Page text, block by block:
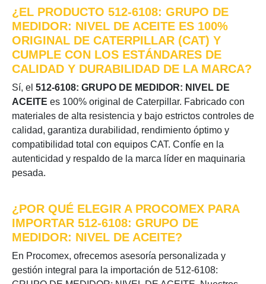
¿EL PRODUCTO 512-6108: GRUPO DE
MEDIDOR: NIVEL DE ACEITE ES 100%
ORIGINAL DE CATERPILLAR (CAT) Y
CUMPLE CON LOS ESTÁNDARES DE
CALIDAD Y DURABILIDAD DE LA MARCA?
Sí, el 512-6108: GRUPO DE MEDIDOR: NIVEL DE
ACEITE es 100% original de Caterpillar. Fabricado con
materiales de alta resistencia y bajo estrictos controles de
calidad, garantiza durabilidad, rendimiento óptimo y
compatibilidad total con equipos CAT. Confíe en la
autenticidad y respaldo de la marca líder en maquinaria
pesada.
¿POR QUÉ ELEGIR A PROCOMEX PARA
IMPORTAR 512-6108: GRUPO DE
MEDIDOR: NIVEL DE ACEITE?
En Procomex, ofrecemos asesoría personalizada y
gestión integral para la importación de 512-6108: